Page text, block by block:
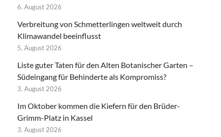
6. August 2026
Verbreitung von Schmetterlingen weltweit durch
Klimawandel beeinflusst
5. August 2026
Liste guter Taten für den Alten Botanischer Garten –
Südeingang für Behinderte als Kompromiss?
3. August 2026
Im Oktober kommen die Kiefern für den Brüder-
Grimm-Platz in Kassel
3. August 2026